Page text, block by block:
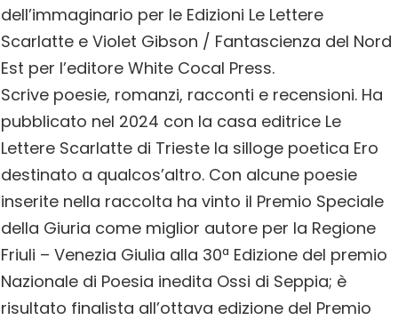
dell’immaginario per le Edizioni Le Lettere
Scarlatte e Violet Gibson / Fantascienza del Nord
Est per l’editore White Cocal Press.
Scrive poesie, romanzi, racconti e recensioni. Ha
pubblicato nel 2024 con la casa editrice Le
Lettere Scarlatte di Trieste la silloge poetica Ero
destinato a qualcos’altro. Con alcune poesie
inserite nella raccolta ha vinto il Premio Speciale
della Giuria come miglior autore per la Regione
Friuli – Venezia Giulia alla 30ª Edizione del premio
Nazionale di Poesia inedita Ossi di Seppia; è
risultato finalista all’ottava edizione del Premio